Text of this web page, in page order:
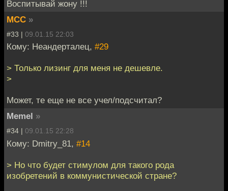
Воспитывай жону !!!
MCC »
#33 | 09.01.15 22:03
Кому: Неандерталец, #29
> Только лизинг для меня не дешевле.
>
Может, те еще не все учел/подсчитал?
Memel »
#34 | 09.01.15 22:28
Кому: Dmitry_81, #14
> Но что будет стимулом для такого рода
изобретений в коммунистической стране?